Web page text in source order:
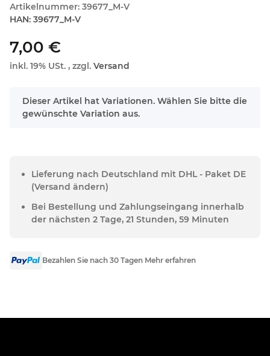
Artikelnummer: 39677_M-V
HAN: 39677_M-V
7,00 €
inkl. 19% USt. , zzgl. Versand
x
Dieser Artikel hat Variationen. Wählen Sie bitte die
gewünschte Variation aus.
Lieferung nach Deutschland mit DHL - Paket DE
(Versand ändern)
Bei Bestellung und Zahlungseingang innerhalb
der nächsten 2 Tage, 21 Stunden, 59 Minuten
Bezahlen Sie nach 30 Tagen Mehr erfahren